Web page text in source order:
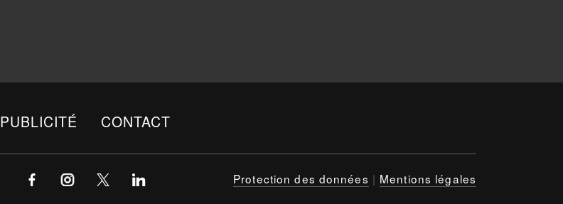
PUBLICITÉ CONTACT
Protection des données | Mentions légales